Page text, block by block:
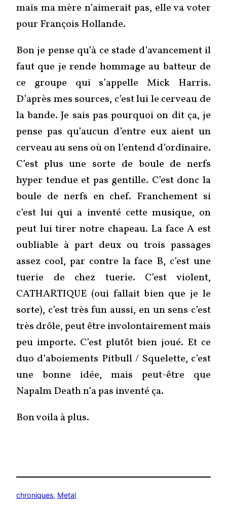
mais ma mère n’aimerait pas, elle va voter
pour François Hollande.
Bon je pense qu’à ce stade d’avancement il
faut que je rende hommage au batteur de
ce groupe qui s’appelle Mick Harris.
D’après mes sources, c’est lui le cerveau de
la bande. Je sais pas pourquoi on dit ça, je
pense pas qu’aucun d’entre eux aient un
cerveau au sens où on l’entend d’ordinaire.
C’est plus une sorte de boule de nerfs
hyper tendue et pas gentille. C’est donc la
boule de nerfs en chef. Franchement si
c’est lui qui a inventé cette musique, on
peut lui tirer notre chapeau. La face A est
oubliable à part deux ou trois passages
assez cool, par contre la face B, c’est une
tuerie de chez tuerie. C’est violent,
CATHARTIQUE (oui fallait bien que je le
sorte), c’est très fun aussi, en un sens c’est
très drôle, peut être involontairement mais
peu importe. C’est plutôt bien joué. Et ce
duo d’aboiements Pitbull / Squelette, c’est
une bonne idée, mais peut-être que
Napalm Death n’a pas inventé ça.
Bon voila à plus.
chroniques, Metal